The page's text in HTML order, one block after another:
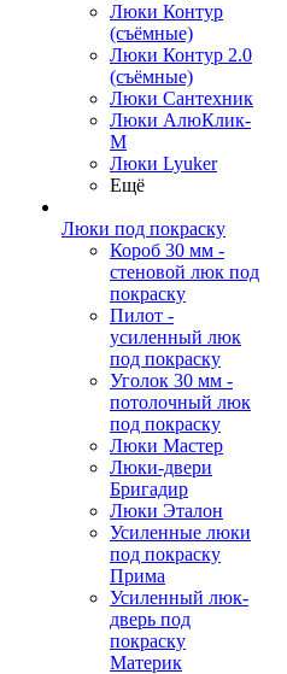
Люки Контур
(съёмные)
Люки Контур 2.0
(съёмные)
Люки Сантехник
Люки АлюКлик-
М
Люки Lyuker
Ещё
Люки под покраску
Короб 30 мм -
стеновой люк под
покраску
Пилот -
усиленный люк
под покраску
Уголок 30 мм -
потолочный люк
под покраску
Люки Мастер
Люки-двери
Бригадир
Люки Эталон
Усиленные люки
под покраску
Прима
Усиленный люк-
дверь под
покраску
Материк